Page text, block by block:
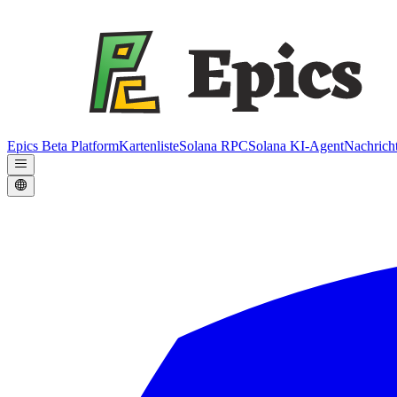
Epics Beta PlatformKartenlisteSolana RPCSolana KI-Agent